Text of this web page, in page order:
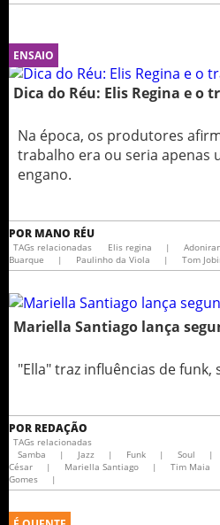
ENSAIO
Dica do Réu: Elis Regina e o
Na época, os produtores
trabalho era ou seria apenas
engano.
POR MANO RÉU
TAGs relacionadas Elis regina |
Buarque
| Paulinho da Viola | Tom
Mariella Santiago lança
"Ella" traz influências de funk,
POR REDAÇÃO
TAGs relacionadas
Samba
| Jazz | Funk | Soul |
César
| Mariella Santiago | Tim Maia
Gomes
|